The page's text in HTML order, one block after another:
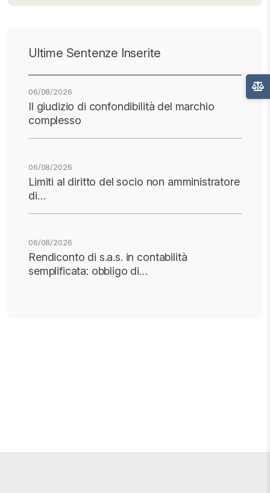
Ultime Sentenze Inserite
06/08/2026
Il giudizio di confondibilità del marchio
complesso
06/08/2026
Limiti al diritto del socio non amministratore
di…
06/08/2026
Rendiconto di s.a.s. in contabilità
semplificata: obbligo di…